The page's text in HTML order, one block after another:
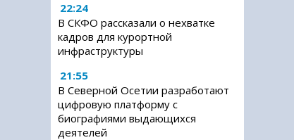
22:24
В СКФО рассказали о нехватке
кадров для курортной
инфраструктуры
21:55
В Северной Осетии разработают
цифровую платформу с
биографиями выдающихся
деятелей